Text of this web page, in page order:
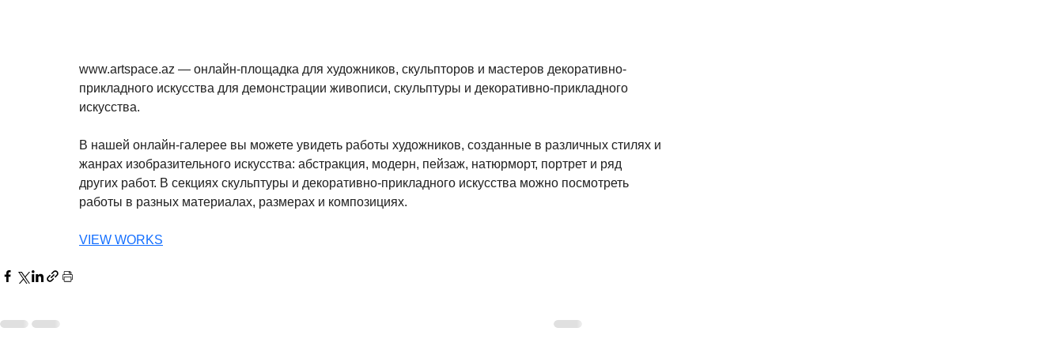
www.artspace.az — онлайн-площадка для художников, скульпторов и мастеров декоративно-
прикладного искусства для демонстрации живописи, скульптуры и декоративно-прикладного
искусства.
В нашей онлайн-галерее вы можете увидеть работы художников, созданные в различных стилях и
жанрах изобразительного искусства: абстракция, модерн, пейзаж, натюрморт, портрет и ряд
других работ. В секциях скульптуры и декоративно-прикладного искусства можно посмотреть
работы в разных материалах, размерах и композициях.
VIEW WORKS